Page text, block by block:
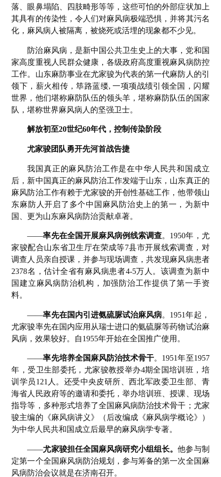
落、眼鼻塌陷、四肢畸形等等，这些可怕的外部症状加上
其具有的传染性，令人们对麻风病极端恐惧，并将其污名
化，麻风病人被隔离，被烧死或活埋的现象都不少见。
防治麻风病，是新中国公共卫生史上的大事，党和国
家高度重视人民群众健康，各级政府高度重视麻风病防控
工作。山东麻防事业在尤家骏为代表的第一代麻防人的引
领下，薪火相传，筚路蓝缕, 一项项战绩引领全国，闪耀
世界，他们堪称麻防队伍的领头羊，堪称麻防队伍的国家
队，堪称世界麻风病人的坚强卫士。
解放初至20世纪60年代，控制传染阶段
尤家骏团队勇开先河首战告捷
我国真正的麻风防治工作是在中华人民共和国成立
后，新中国真正的麻风防治工作发端于山东，山东真正的
麻风防治工作有赖于尤家骏的开创性基础工作，他带领山
东麻防人开启了多个中国麻风防治史上的第一，为新中
国、更为山东麻风病防治贡献卓著。
——率先在全国开展麻风病例线索调查。1950年，尤
家骏配合山东省卫生厅在荣成等7县市开展线索调查，对
调查人员亲自授课，并参与现场调查，共发现麻风病患者
2378名，估计全省有麻风病患者4-5万人。该调查为新中
国建立麻风病防治机构，加强防治工作提供了第一手资
料。
——率先在国内引进氨硫脲试治麻风病。1951年起，
尤家骏率先在国内应用从瑞士进口的氨硫脲等药物试治麻
风病，效果较好。自1955年开始在全国推广使用。
——率先培养全国麻风防治技术骨干。1951年至1957
年，受卫生部委托，尤家骏教授举办4期全国培训班，培
训学员121人。还受中央皮研所、西北军政委卫生部、青
海省人民政府等的邀请和委托，举办培训班、授课、现场
指导等，多种形式培养了全国麻风病防治技术骨干；尤家
骏主编的《麻风病讲义》（后改编成《麻风病学概论》）
为中华人民共和国成立后最早的麻风病学专著。
——尤家骏担任全国麻风病研究小组组长。他参与制
定第一个全国麻风病防治规划，参与筹备的第一次全国麻
风病防治会议就是在济南召开。